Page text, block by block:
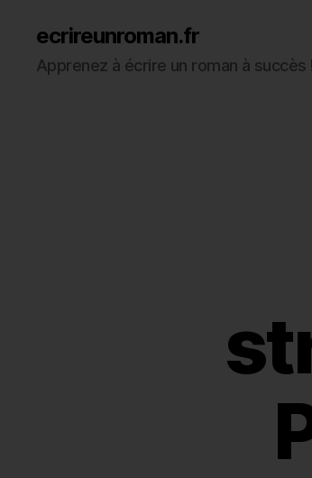
ecrireunroman.fr
Apprenez à écrire un roman à succès